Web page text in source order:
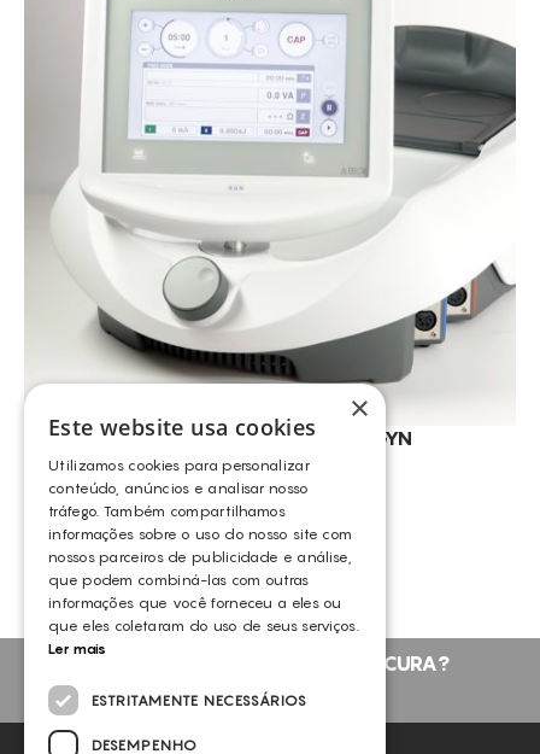
INDIBA® – DEEP CARE RGN GYN
INDIBA
VER MAIS PRODUTOS
NÃO ENCONTROU O QUE PROCURA?
FALE CONNOSCO
×
Este website usa cookies
Utilizamos cookies para personalizar
conteúdo, anúncios e analisar nosso
tráfego. Também compartilhamos
informações sobre o uso do nosso site com
nossos parceiros de publicidade e análise,
que podem combiná-las com outras
informações que você forneceu a eles ou
que eles coletaram do uso de seus serviços.
Ler mais
ESTRITAMENTE NECESSÁRIOS
DESEMPENHO